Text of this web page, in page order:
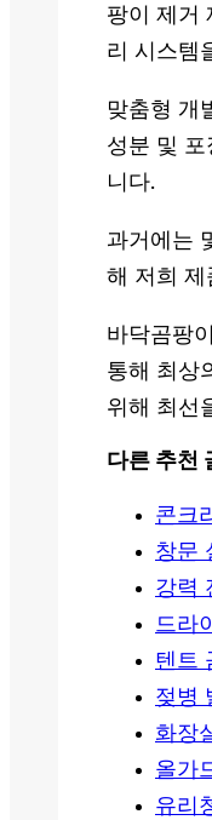
팡이 제거
리 시스템
맞춤형 개
성분 및
니다.
과거에는
해 저희 제
바닥곰팡
통해 최상
위해 최선
다른 추천
콘크
창문
강력
드라
텐트
젖병
화장
올가
유리